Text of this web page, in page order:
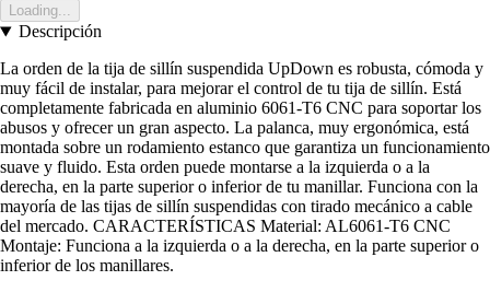
Loading...
Descripción
La orden de la tija de sillín suspendida UpDown es robusta, cómoda y
muy fácil de instalar, para mejorar el control de tu tija de sillín. Está
completamente fabricada en aluminio 6061-T6 CNC para soportar los
abusos y ofrecer un gran aspecto. La palanca, muy ergonómica, está
montada sobre un rodamiento estanco que garantiza un funcionamiento
suave y fluido. Esta orden puede montarse a la izquierda o a la
derecha, en la parte superior o inferior de tu manillar. Funciona con la
mayoría de las tijas de sillín suspendidas con tirado mecánico a cable
del mercado. CARACTERÍSTICAS Material: AL6061-T6 CNC
Montaje: Funciona a la izquierda o a la derecha, en la parte superior o
inferior de los manillares.